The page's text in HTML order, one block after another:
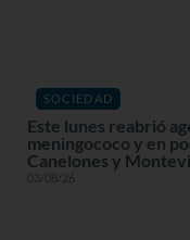
SOCIEDAD
Este lunes reabrió
meningococo y en
Canelones y
03/08/26